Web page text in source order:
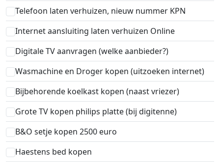
Telefoon laten verhuizen, nieuw nummer KPN
Internet aansluiting laten verhuizen Online
Digitale TV aanvragen (welke aanbieder?)
Wasmachine en Droger kopen (uitzoeken internet)
Bijbehorende koelkast kopen (naast vriezer)
Grote TV kopen philips platte (bij digitenne)
B&O setje kopen 2500 euro
Haestens bed kopen